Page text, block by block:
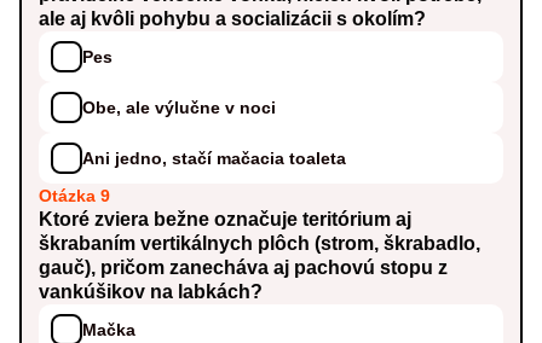
ale aj kvôli pohybu a socializácii s okolím?
Pes
Obe, ale výlučne v noci
Ani jedno, stačí mačacia toaleta
Otázka 9
Ktoré zviera bežne označuje teritórium aj
škrabaním vertikálnych plôch (strom, škrabadlo,
gauč), pričom zanecháva aj pachovú stopu z
vankúšikov na labkách?
Mačka